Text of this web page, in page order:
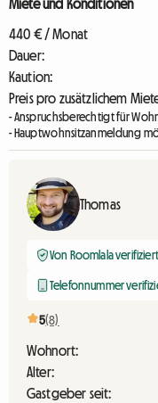
Miete und Konditionen
440 € / Monat
Dauer:
Kaution:
Preis pro zusätzlichem
- Anspruchsberechtigt für
- Hauptwohnsitzanmeldung
Thomas
Von Roomlala verifiziert
Telefonnummer
5(8)
Wohnort:
Alter:
Gastgeber seit: